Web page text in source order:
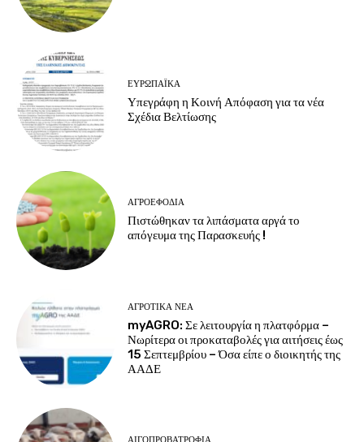
ΕΥΡΩΠΑΪΚΆ
Υπεγράφη η Κοινή Απόφαση για τα νέα
Σχέδια Βελτίωσης
ΑΓΡΟΕΦΌΔΙΑ
Πιστώθηκαν τα λιπάσματα αργά το
απόγευμα της Παρασκευής !
ΑΓΡΟΤΙΚΆ ΝΈΑ
myAGRO: Σε λειτουργία η πλατφόρμα –
Νωρίτερα οι προκαταβολές για αιτήσεις έως
15 Σεπτεμβρίου – Όσα είπε ο διοικητής της
ΑΑΔΕ